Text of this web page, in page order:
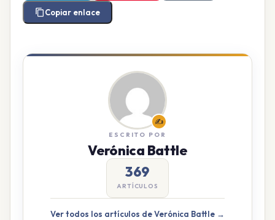
Copiar enlace
✍️
ESCRITO POR
Verónica Battle
369
ARTÍCULOS
Ver todos los artículos de Verónica Battle →